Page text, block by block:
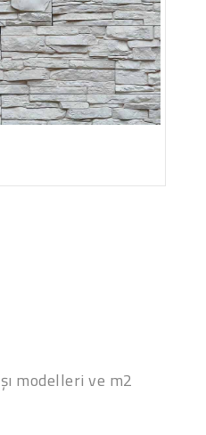
modelleri ve m2